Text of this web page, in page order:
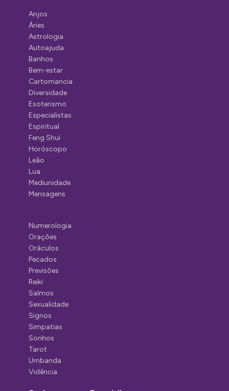
Anjos
Áries
Astrologia
Autoajuda
Banhos
Bem-estar
Cartomancia
Diversidade
Esoterismo
Especialistas
Espiritual
Feng Shui
Horóscopo
Leão
Lua
Mediunidade
Mensagens
Numerologia
Orações
Oráculos
Pecados
Previsões
Reiki
Salmos
Sexualidade
Signos
Simpatias
Sonhos
Tarot
Umbanda
Vidência